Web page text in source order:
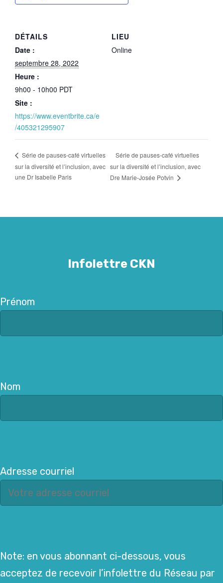
DÉTAILS
Date :
septembre 28, 2022
Heure :
9h00 - 10h00 PDT
Site :
https://www.eventbrite.ca/e
/405321295907
LIEU
Online
Série de pauses-café virtuelles
sur la diversité et l’inclusion, avec
une Dr Isabelle Paris
Série de pauses-café virtuelles
sur la diversité et l’inclusion, avec
Dre Marie-Josée Potvin
Infolettre CKN
Prénom
Nom
Adresse courriel
Note: en vous abonnant ci-dessous, vous
acceptez de recevoir l’infolettre du Réseau par